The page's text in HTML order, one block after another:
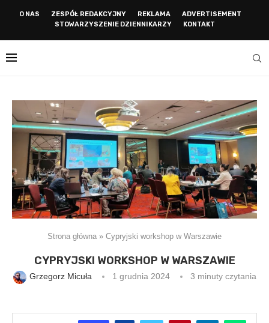
O NAS ZESPÓŁ REDAKCYJNY REKLAMA
ADVERTISEMENT
STOWARZYSZENIE DZIENNIKARZY
KONTAKT
Strona główna » Cypryjski workshop w Warszawie
CYPRYJSKI WORKSHOP W WARSZAWIE
Grzegorz Micuła 1 grudnia 2024 3 minuty czytania